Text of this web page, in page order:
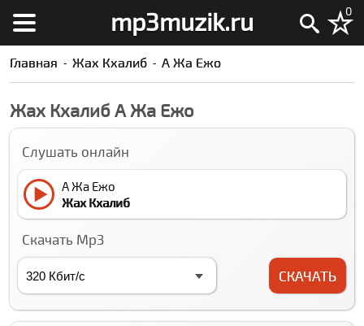
mp3muzik.ru 0
Главная Жах Кхалиб А Жа Ежо
Жах Кхалиб А Жа Ежо
Слушать онлайн
А Жа Ежо
Жах Кхалиб
Скачать Mp3
СКАЧАТЬ